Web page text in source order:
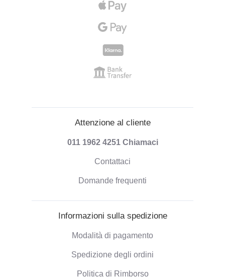
Attenzione al cliente
011 1962 4251 Chiamaci
Contattaci
Domande frequenti
Informazioni sulla spedizione
Modalità di pagamento
Spedizione degli ordini
Politica di Rimborso